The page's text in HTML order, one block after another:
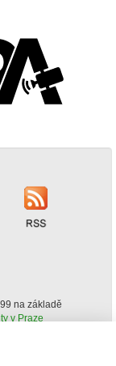
na základě
v Praze